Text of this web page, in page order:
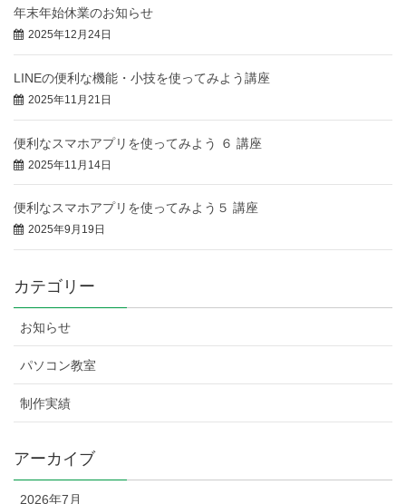
年末年始休業のお知らせ
2025年12月24日
LINEの便利な機能・小技を使ってみよう講座
2025年11月21日
便利なスマホアプリを使ってみよう ６ 講座
2025年11月14日
便利なスマホアプリを使ってみよう５ 講座
2025年9月19日
カテゴリー
お知らせ
パソコン教室
制作実績
アーカイブ
2026年7月